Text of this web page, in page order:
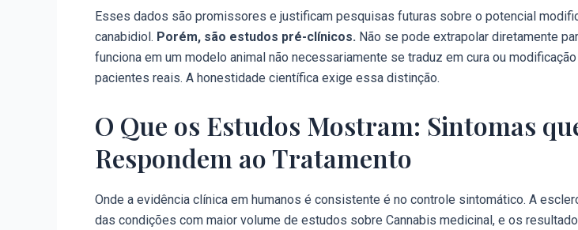
Esses dados são promissores e justificam pesquisas futuras sobre o potencial
canabidiol. Porém, são estudos pré-clínicos. Não se pode extrapolar diretamente
funciona em um modelo animal não necessariamente se traduz em cura ou
pacientes reais. A honestidade científica exige essa distinção.
O Que os Estudos Mostram: Sintomas
Respondem ao Tratamento
Onde a evidência clínica em humanos é consistente é no controle sintomático. A
das condições com maior volume de estudos sobre Cannabis medicinal, e os